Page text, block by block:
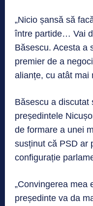
„Nicio șansă să
între partide… Vai
Băsescu. Acesta a
premier de a
alianțe, cu atât mai
Băsescu a discutat
președintele
de formare a unei
susținut că PSD ar
configurație
„Convingerea mea
președinte va da